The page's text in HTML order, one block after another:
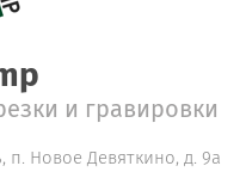
и гравировки
п. Новое Девяткино, д. 9а